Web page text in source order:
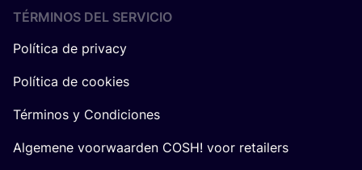
TÉRMINOS DEL SERVICIO
Política de privacy
Política de cookies
Términos y Condiciones
Algemene voorwaarden COSH! voor retailers